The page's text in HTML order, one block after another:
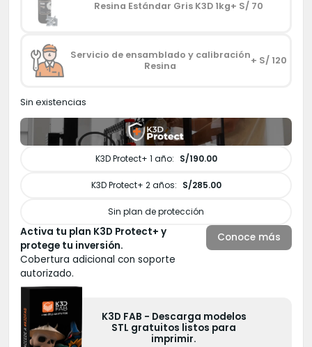
Resina Estándar Gris K3D 1kg+ S/ 70
Servicio de ensamblado y calibración
Resina
+ S/ 120
Sin existencias
K3D Protect+ 1 año: S/190.00
K3D Protect+ 2 años: S/285.00
Sin plan de protección
Activa tu plan K3D Protect+ y
protege tu inversión.
Cobertura adicional con soporte
autorizado.
Conoce más
K3D FAB - Descarga modelos
STL gratuitos listos para
imprimir.